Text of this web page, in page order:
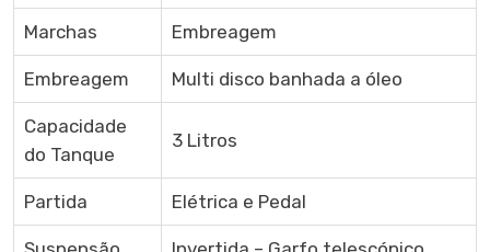
Marchas Embreagem
Embreagem Multi disco banhada a óleo
Capacidade
do Tanque
3 Litros
Partida Elétrica e Pedal